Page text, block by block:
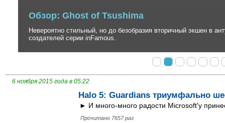
Невероятно стильный, но до безобразия вторичный экшен в
создателей серии inFamous.
6 ноября 2015 года в 05:22
Halo 5: Guardians триумфально
► И много-много радости Microsoft'у
Прочитано 7657 раз